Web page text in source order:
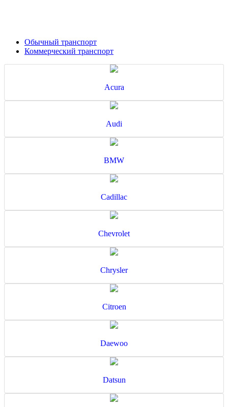
Обычный транспорт
Коммерческий транспорт
Acura
Audi
BMW
Cadillac
Chevrolet
Chrysler
Citroen
Daewoo
Datsun